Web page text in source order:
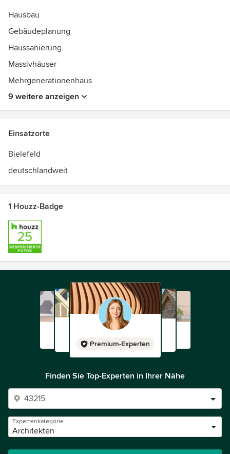
Hausbau
Gebäudeplanung
Haussanierung
Massivhäuser
Mehrgenerationenhaus
9 weitere anzeigen
Einsatzorte
Bielefeld
deutschlandweit
1 Houzz-Badge
Premium-Experten
Finden Sie Top-Experten in Ihrer Nähe
Expertenkategorie
Architekten